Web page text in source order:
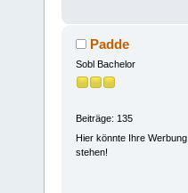
Padde
Sobl Bachelor
Beiträge: 135
Hier könnte Ihre Werbung
stehen!